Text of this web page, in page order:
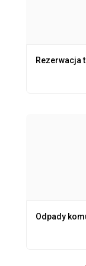
Rezerwacja
Odpady